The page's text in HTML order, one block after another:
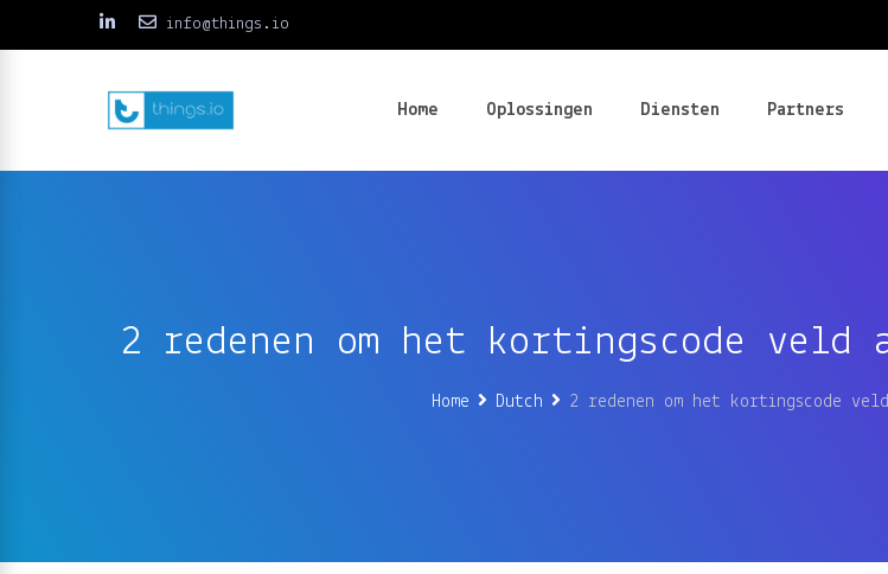
info@things.io
Home Oplossingen Diensten Partners
2 redenen om het kortingscode
Home Dutch 2 redenen om het kortingscode